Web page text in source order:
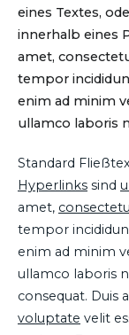
eines Textes,
innerhalb eines
amet,
tempor
enim ad minim
ullamco laboris
Standard
Hyperlinks sind
amet,
tempor
enim ad minim
ullamco laboris
consequat. Duis
voluptate velit